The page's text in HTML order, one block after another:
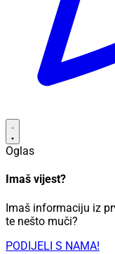
Oglas
Imaš vijest?
Imaš informaciju iz
te nešto muči?
PODIJELI S NAMA!